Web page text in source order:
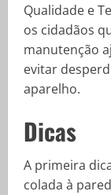
Qualidade e
os cidadãos
manutenção
evitar
aparelho.
Dicas
A primeira
colada à